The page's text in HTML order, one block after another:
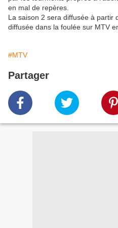
en mal de repères.
La saison 2 sera diffusée à partir
diffusée dans la foulée sur MTV
#MTV
Partager